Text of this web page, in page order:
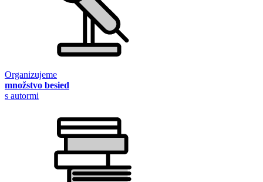
Organizujeme
množstvo besied
s autormi